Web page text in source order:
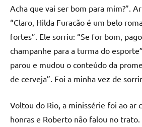
Acha que vai ser bom para mim?”.
“Claro, Hilda Furacão é um belo
fortes”. Ele sorriu: “Se for bom,
champanhe para a turma do
parou e mudou o conteúdo da
de cerveja”. Foi a minha vez de
Voltou do Rio, a minissérie foi ao ar
honras e Roberto não falou no